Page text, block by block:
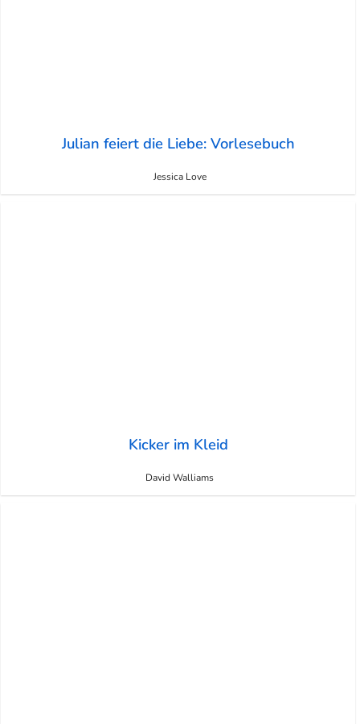
Julian feiert die Liebe: Vorlesebuch
Jessica Love
Kicker im Kleid
David Walliams